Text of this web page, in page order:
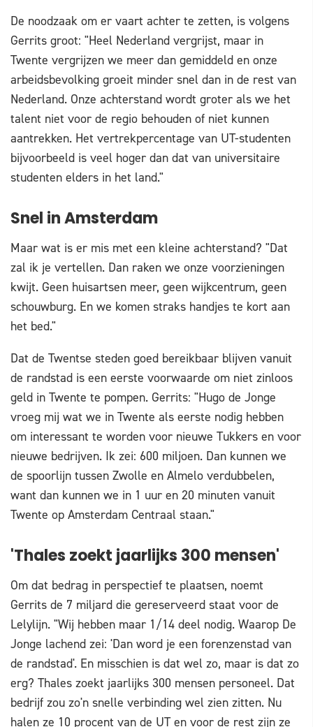
De noodzaak om er vaart achter te zetten, is volgens
Gerrits groot: "Heel Nederland vergrijst, maar in
Twente vergrijzen we meer dan gemiddeld en onze
arbeidsbevolking groeit minder snel dan in de rest van
Nederland. Onze achterstand wordt groter als we het
talent niet voor de regio behouden of niet kunnen
aantrekken. Het vertrekpercentage van UT-studenten
bijvoorbeeld is veel hoger dan dat van universitaire
studenten elders in het land."
Snel in Amsterdam
Maar wat is er mis met een kleine achterstand? "Dat
zal ik je vertellen. Dan raken we onze voorzieningen
kwijt. Geen huisartsen meer, geen wijkcentrum, geen
schouwburg. En we komen straks handjes te kort aan
het bed."
Dat de Twentse steden goed bereikbaar blijven vanuit
de randstad is een eerste voorwaarde om niet zinloos
geld in Twente te pompen. Gerrits: "Hugo de Jonge
vroeg mij wat we in Twente als eerste nodig hebben
om interessant te worden voor nieuwe Tukkers en voor
nieuwe bedrijven. Ik zei: 600 miljoen. Dan kunnen we
de spoorlijn tussen Zwolle en Almelo verdubbelen,
want dan kunnen we in 1 uur en 20 minuten vanuit
Twente op Amsterdam Centraal staan."
'Thales zoekt jaarlijks 300 mensen'
Om dat bedrag in perspectief te plaatsen, noemt
Gerrits de 7 miljard die gereserveerd staat voor de
Lelylijn. "Wij hebben maar 1/14 deel nodig. Waarop De
Jonge lachend zei: 'Dan word je een forenzenstad van
de randstad'. En misschien is dat wel zo, maar is dat zo
erg? Thales zoekt jaarlijks 300 mensen personeel. Dat
bedrijf zou zo'n snelle verbinding wel zien zitten. Nu
halen ze 10 procent van de UT en voor de rest zijn ze